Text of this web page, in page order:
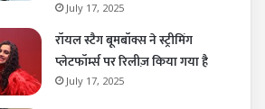
July 17, 2025
रॉयल स्टैग बूमबॉक्स ने स्ट्रीमिंग
प्लेटफॉर्म्स पर रिलीज़ किया गया है
July 17, 2025